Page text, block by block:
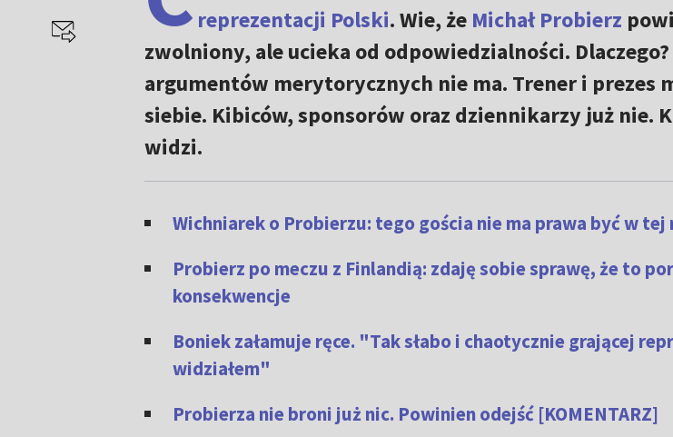
reprezentacji Polski. Wie, że Michał Probierz
zwolniony, ale ucieka od odpowiedzialności.
argumentów merytorycznych nie ma. Trener i prezes
siebie. Kibiców, sponsorów oraz dziennikarzy już nie.
widzi.
Wichniarek o Probierzu: tego gościa nie ma prawa być w
Probierz po meczu z Finlandią: zdaję sobie sprawę, że to
konsekwencje
Boniek załamuje ręce. "Tak słabo i chaotycznie grającej
widziałem"
Probierza nie broni już nic. Powinien odejść [KOMENTARZ]